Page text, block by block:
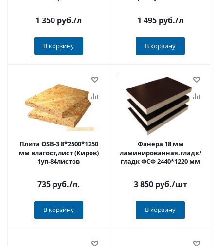
1 350 руб./л
В корзину
1 495 руб./л
В корзину
Плита ОSB-3 8*2500*1250
мм влагост,лист (Киров)
1уп-84листов
735 руб./л.
В корзину
Фанера 18 мм
ламинированная.гладк/
гладк ФСФ 2440*1220 мм
3 850 руб./шт
В корзину